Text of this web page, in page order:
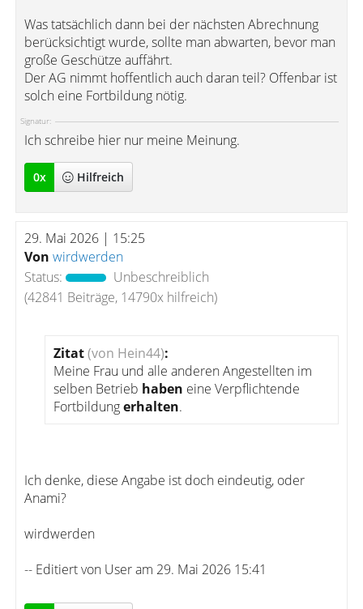
Was tatsächlich dann bei der nächsten Abrechnung
berücksichtigt wurde, sollte man abwarten, bevor man
große Geschütze auffährt.
Der AG nimmt hoffentlich auch daran teil? Offenbar ist
solch eine Fortbildung nötig.
Signatur:
Ich schreibe hier nur meine Meinung.
0x Hilfreich
29. Mai 2026 | 15:25
Von wirdwerden
Status:
Unbeschreiblich
(42841 Beiträge, 14790x hilfreich)
Zitat(von Hein44):
Meine Frau und alle anderen Angestellten im
selben Betrieb haben eine Verpflichtende
Fortbildungerhalten.
Ich denke, diese Angabe ist doch eindeutig, oder
Anami?
wirdwerden
-- Editiert von User am 29. Mai 2026 15:41